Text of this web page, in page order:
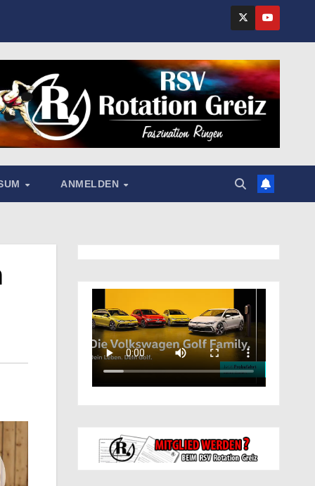
ANMELDEN